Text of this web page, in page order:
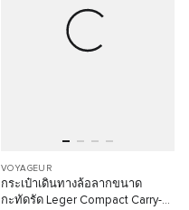
VOYAGEUR
กระเป๋าเดินทางล้อลากขนาด
กะทัดรัด Leger Compact Carry-